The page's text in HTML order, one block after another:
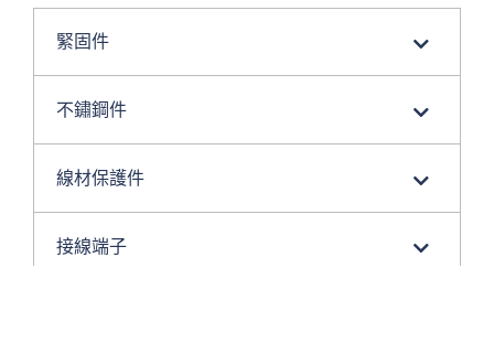
緊固件
不鏽鋼件
線材保護件
接線端子